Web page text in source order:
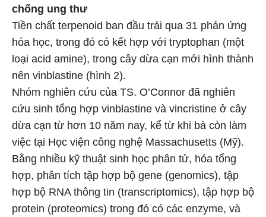
chống ung thư
Tiền chất terpenoid ban đầu trải qua 31 phản ứng
hóa học, trong đó có kết hợp với tryptophan (một
loại acid amine), trong cây dừa cạn mới hình thành
nên vinblastine (hình 2).
Nhóm nghiên cứu của TS. O’Connor đã nghiên
cứu sinh tổng hợp vinblastine và vincristine ở cây
dừa cạn từ hơn 10 năm nay, kể từ khi bà còn làm
việc tại Học viện công nghệ Massachusetts (Mỹ).
Bằng nhiều kỹ thuật sinh học phân tử, hóa tổng
hợp, phân tích tập hợp bộ gene (genomics), tập
hợp bộ RNA thông tin (transcriptomics), tập hợp bộ
protein (proteomics) trong đó có các enzyme, và